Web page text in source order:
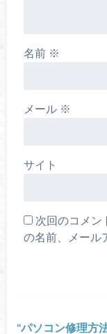
名前 ※
メール ※
サイト
次回のコメン
の名前、メール
パソコン修理方